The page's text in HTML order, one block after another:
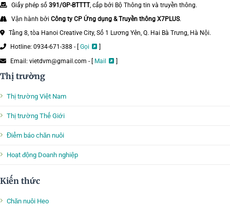
Giấy phép số 391/GP-BTTTT, cấp bởi Bộ Thông tin và truyền thông.
Vận hành bởi Công ty CP Ứng dụng & Truyền thông X7PLUS.
Tầng 8, tòa Hanoi Creative City, Số 1 Lương Yên, Q. Hai Bà Trưng, Hà Nội.
Hotline: 0934-671-388 - [ Gọi
Email: vietdvm@gmail.com - [ Mail ]
Thị trường
Thị trường Việt Nam
Thị trường Thế Giới
Điểm báo chăn nuôi
Hoạt động Doanh nghiệp
Kiến thức
Chăn nuôi Heo